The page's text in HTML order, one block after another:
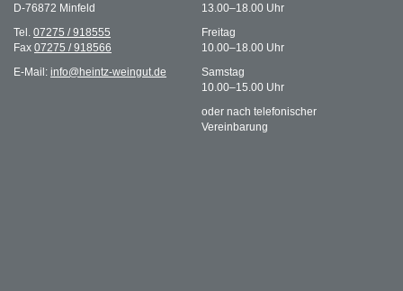
D-76872 Minfeld
Tel. 07275 / 918555
Fax 07275 / 918566
E-Mail: info@heintz-weingut.de
13.00–18.00 Uhr
Freitag
10.00–18.00 Uhr
Samstag
10.00–15.00 Uhr
oder nach telefonischer
Vereinbarung